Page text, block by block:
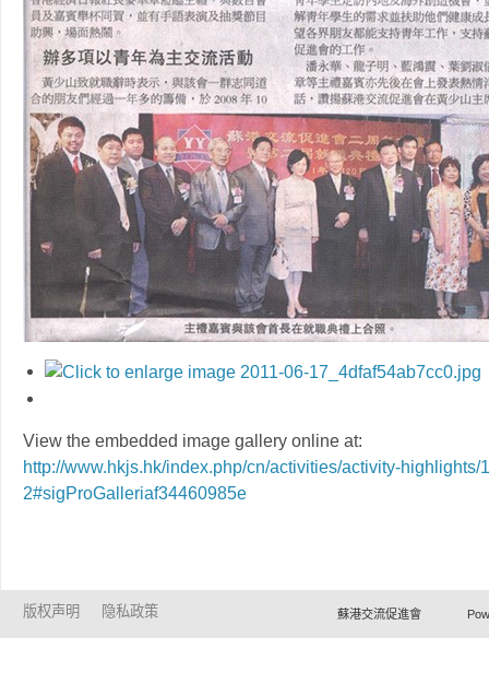
View the embedded image gallery online at:
http://www.hkjs.hk/index.php/cn/activities/activity-
2#sigProGalleriaf34460985e
版权声明 隐私政策 蘇港交流促進會